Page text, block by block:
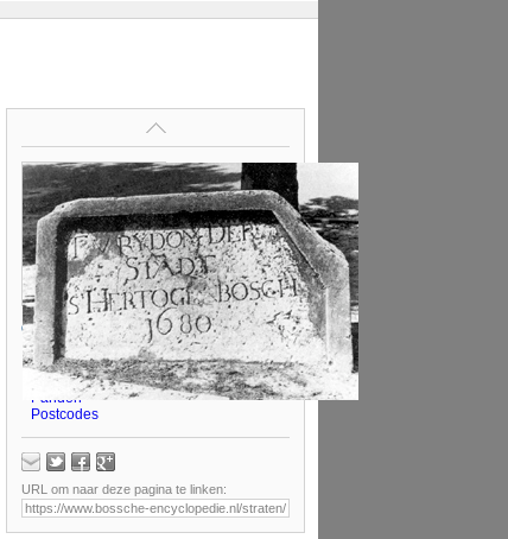
Op deze pagina
Benaming
Bossche straatnamen
Literatuur
Panden
Postcodes
URL om naar deze pagina te linken: